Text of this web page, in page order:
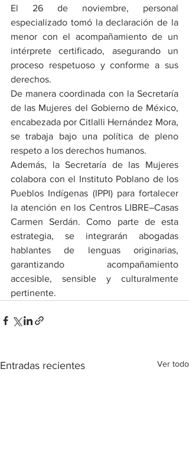
El 26 de noviembre, personal
especializado tomó la declaración de la
menor con el acompañamiento de un
intérprete certificado, asegurando un
proceso respetuoso y conforme a sus
derechos.
De manera coordinada con la Secretaría
de las Mujeres del Gobierno de México,
encabezada por Citlalli Hernández Mora,
se trabaja bajo una política de pleno
respeto a los derechos humanos.
Además, la Secretaría de las Mujeres
colabora con el Instituto Poblano de los
Pueblos Indígenas (IPPI) para fortalecer
la atención en los Centros LIBRE–Casas
Carmen Serdán. Como parte de esta
estrategia, se integrarán abogadas
hablantes de lenguas originarias,
garantizando acompañamiento
accesible, sensible y culturalmente
pertinente.
Entradas recientes Ver todo